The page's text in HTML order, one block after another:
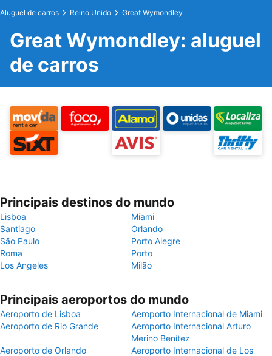
Aluguel de carros Reino Unido Great Wymondley
Great Wymondley: aluguel
de carros
Principais destinos do mundo
Lisboa
Miami
Santiago
Orlando
São Paulo
Porto Alegre
Roma
Porto
Los Angeles
Milão
Principais aeroportos do mundo
Aeroporto de Lisboa
Aeroporto Internacional de Miami
Aeroporto de Rio Grande
Aeroporto Internacional Arturo
Merino Benítez
Aeroporto de Orlando
Aeroporto Internacional de Los